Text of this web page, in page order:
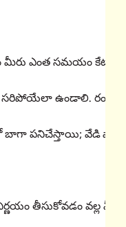
మీరు ఎంత సమయం
ఉండాలి. రంగు,
బాగా పనిచేస్తాయి; వేడి
తీసుకోవడం వల్ల